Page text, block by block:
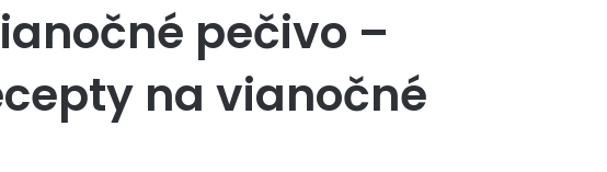
pečivo –
na vianočné